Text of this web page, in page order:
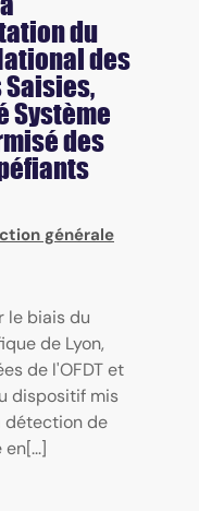
du
des
Saisies,
Système
des
générale
le biais du
de Lyon,
de l'OFDT et
dispositif mis
détection de